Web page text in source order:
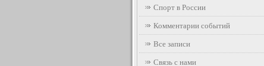
Спорт в России
Комментарии событий
Все записи
Связь с нами